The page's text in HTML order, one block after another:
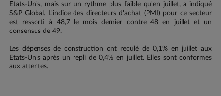
Etats-Unis, mais sur un rythme plus faible qu'en juillet, a indiqué
S&P Global. L'indice des directeurs d'achat (PMI) pour ce secteur
est ressorti à 48,7 le mois dernier contre 48 en juillet et un
consensus de 49.
Les dépenses de construction ont reculé de 0,1% en juillet aux
Etats-Unis après un repli de 0,4% en juillet. Elles sont conformes
aux attentes.